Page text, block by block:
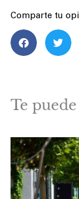
Comparte tu
Te